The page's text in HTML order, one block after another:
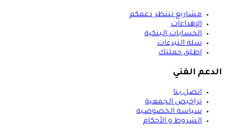
مشاريع تنتظر دعمكم
الإهداءات
الحسابات البنكية
سلة التبرعات
اطلق حملتك
الدعم الفني
اتصل بنا
تراخيص الجمعية
سياسة الخصوصية
الشروط و الأحكام